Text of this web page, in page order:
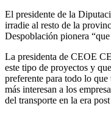
El presidente de la
irradie al resto de la
Despoblación pionera
La presidenta de CEOE
este tipo de proyectos y
preferente para todo lo
más interesan a los
del transporte en la era